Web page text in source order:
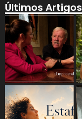
Últimos Artigos